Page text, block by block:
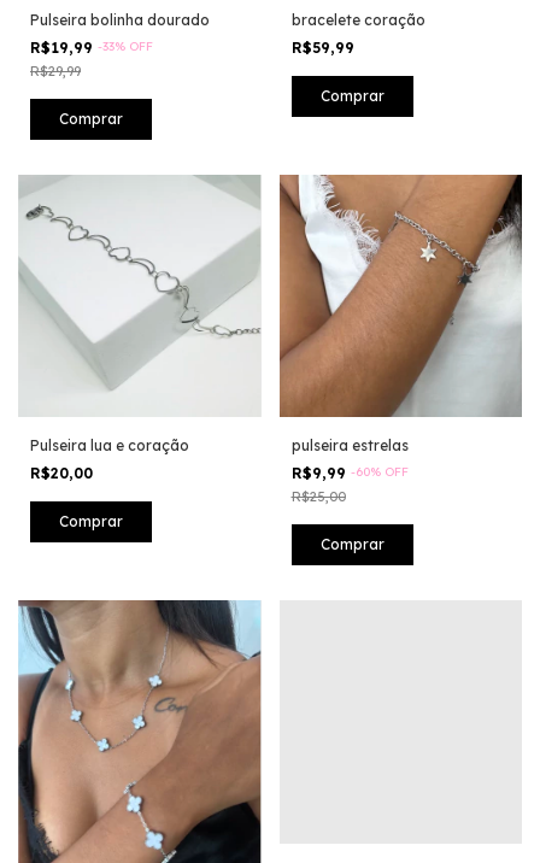
Pulseira bolinha dourado
R$19,99 -33% OFF
R$29,99
bracelete coração
R$59,99
Pulseira lua e coração
R$20,00
pulseira estrelas
R$9,99 -60% OFF
R$25,00